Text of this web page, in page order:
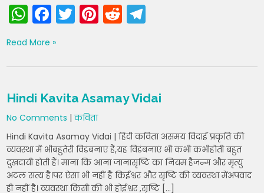
W
h
a
ts
A
p
p
F
a
c
e
b
o
o
k
T
w
er
Pi
nt
e
st
R
e
di
t
gr
a
m
Read More »
Hindi Kavita Asamay Vidai
No Comments |कविता
Hindi Kavita Asamay Vidai | हिंदी कविता असमय विदाई प्रकृति की
व्यवस्था में भीबहुतेरी विडंबनाएं हैं,यह विडंबनाएं भी कभी कभीहोती बहुत
दुखदायी होती हैं। माना कि आना जानासृष्टि का नियम हैजन्म और मृत्यु
अटल सत्य है।पर ऐसा भी नहीं है किईश्वर और सृष्टि की व्यवस्था मेंअपवाद
ही नहीं है। व्यवस्था किसी की भी होईश्वर ,सृष्टि […]